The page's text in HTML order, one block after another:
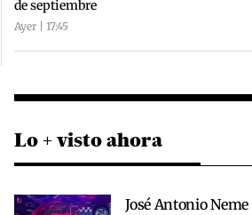
de septiembre
Ayer | 17:45
Lo + visto ahora
José Antonio